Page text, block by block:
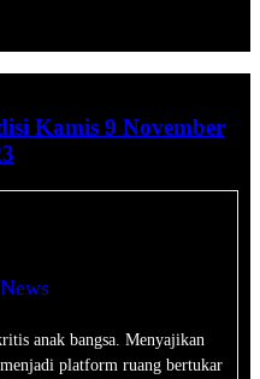
Kamis 9 November
anak bangsa. Menyajikan
platform ruang bertukar